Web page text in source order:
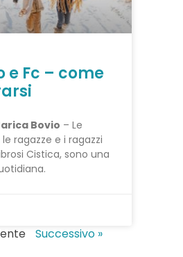
e Fc – come
Bovio – Le
ragazze e i ragazzi
Cistica, sono una
Successivo »